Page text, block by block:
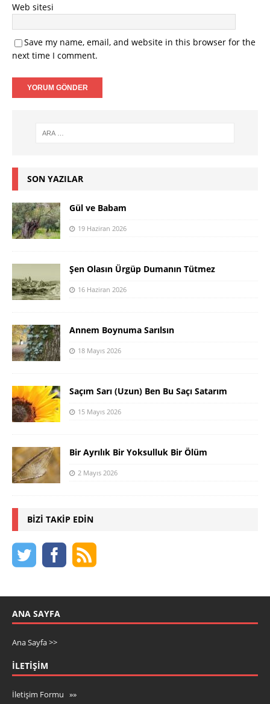
Web sitesi
Save my name, email, and website in this browser for the
next time I comment.
SON YAZILAR
Gül ve Babam
19 Haziran 2026
Şen Olasın Ürgüp Dumanın Tütmez
16 Haziran 2026
Annem Boynuma Sarılsın
18 Mayıs 2026
Saçım Sarı (Uzun) Ben Bu Saçı Satarım
15 Mayıs 2026
Bir Ayrılık Bir Yoksulluk Bir Ölüm
2 Mayıs 2026
BIZI TAKIP EDIN
ANA SAYFA
Ana Sayfa >>
İLETIŞIM
İletişim Formu »»